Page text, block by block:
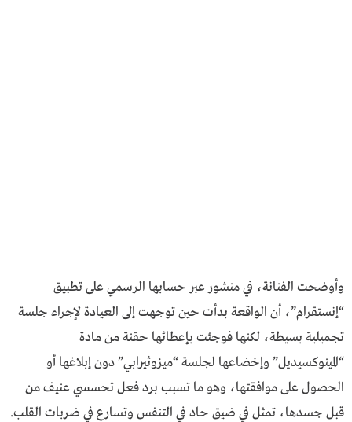
وأوضحت الفنانة، في منشور عبر حسابها الرسمي على تطبيق
“إنستقرام”، أن الواقعة بدأت حين توجهت إلى العيادة لإجراء جلسة
تجميلية بسيطة، لكنها فوجئت بإعطائها حقنة من مادة
“المينوكسيديل” وإخضاعها لجلسة “ميزوثيرابي” دون إبلاغها أو
الحصول على موافقتها، وهو ما تسبب برد فعل تحسسي عنيف من
قبل جسدها، تمثل في ضيق حاد في التنفس وتسارع في ضربات القلب.